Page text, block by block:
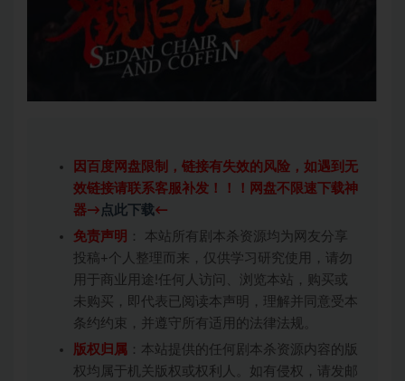
因百度网盘限制，链接有失效的风险，如遇到无
效链接请联系客服补发！！！网盘不限速下载神
器→ 点此下载←
免责声明 ： 本站所有剧本杀资源均为网友分享
投稿+个人整理而来，仅供学习研究使用，请勿
用于商业用途!任何人访问、浏览本站，购买或
未购买，即代表已阅读本声明，理解并同意受本
条约约束，并遵守所有适用的法律法规。
版权归属 ：本站提供的任何剧本杀资源内容的版
权均属于机关版权或权利人。如有侵权，请发邮